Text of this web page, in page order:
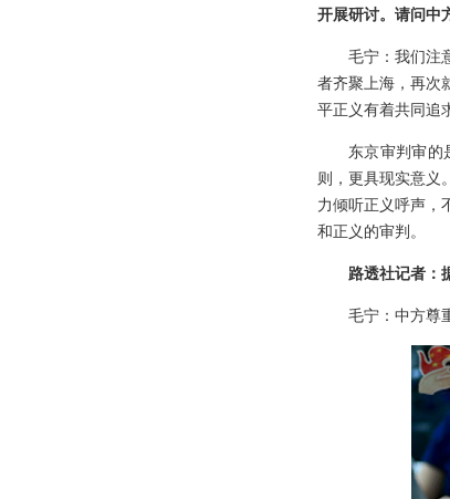
开展研讨。请问中
毛宁：我们注
者齐聚上海，再次
平正义有着共同追
东京审判审的
则，更具现实意义
力倾听正义呼声，
和正义的审判。
路透社记者：
毛宁：中方尊